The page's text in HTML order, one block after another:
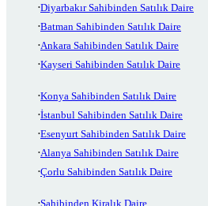
Diyarbakır Sahibinden Satılık Daire
Batman Sahibinden Satılık Daire
Ankara Sahibinden Satılık Daire
Kayseri Sahibinden Satılık Daire
Konya Sahibinden Satılık Daire
İstanbul Sahibinden Satılık Daire
Esenyurt Sahibinden Satılık Daire
Alanya Sahibinden Satılık Daire
Çorlu Sahibinden Satılık Daire
Sahibinden Kiralık Daire